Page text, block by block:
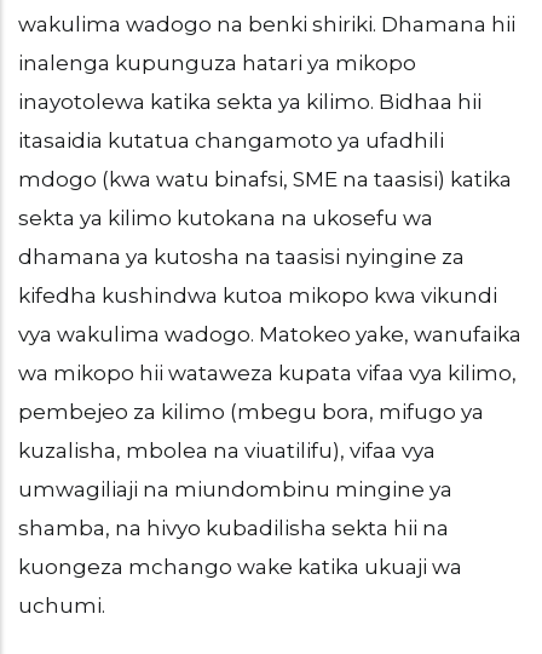
wakulima wadogo na benki shiriki. Dhamana hii
inalenga kupunguza hatari ya mikopo
inayotolewa katika sekta ya kilimo. Bidhaa hii
itasaidia kutatua changamoto ya ufadhili
mdogo (kwa watu binafsi, SME na taasisi) katika
sekta ya kilimo kutokana na ukosefu wa
dhamana ya kutosha na taasisi nyingine za
kifedha kushindwa kutoa mikopo kwa vikundi
vya wakulima wadogo. Matokeo yake, wanufaika
wa mikopo hii wataweza kupata vifaa vya kilimo,
pembejeo za kilimo (mbegu bora, mifugo ya
kuzalisha, mbolea na viuatilifu), vifaa vya
umwagiliaji na miundombinu mingine ya
shamba, na hivyo kubadilisha sekta hii na
kuongeza mchango wake katika ukuaji wa
uchumi.